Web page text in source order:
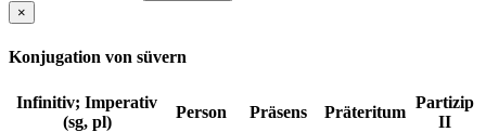
×
Konjugation von süvern
Infinitiv; Imperativ
(sg, pl)
Person Präsens Präteritum
Partizip
II